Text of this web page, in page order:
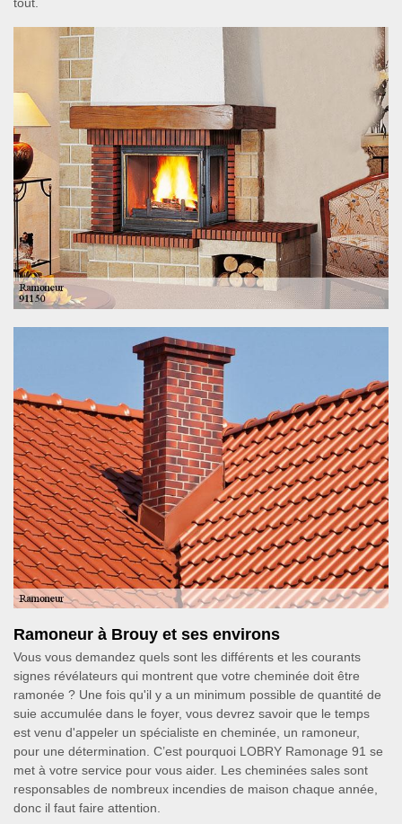
Ramoneur à Brouy et ses environs
Vous vous demandez quels sont les différents et les courants
signes révélateurs qui montrent que votre cheminée doit être
ramonée ? Une fois qu'il y a un minimum possible de quantité de
suie accumulée dans le foyer, vous devrez savoir que le temps
est venu d'appeler un spécialiste en cheminée, un ramoneur,
pour une détermination. C’est pourquoi LOBRY Ramonage 91 se
met à votre service pour vous aider. Les cheminées sales sont
responsables de nombreux incendies de maison chaque année,
donc il faut faire attention.